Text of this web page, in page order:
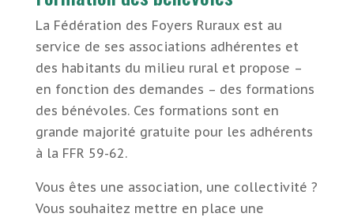
La Fédération des Foyers Ruraux est au
service de ses associations adhérentes et
des habitants du milieu rural et propose –
en fonction des demandes – des formations
des bénévoles. Ces formations sont en
grande majorité gratuite pour les adhérents
à la FFR 59-62.
Vous êtes une association, une collectivité ?
Vous souhaitez mettre en place une